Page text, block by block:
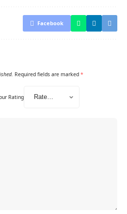
Facebook
Required fields are marked *
Rating